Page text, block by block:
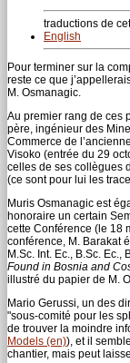
traductions de
English
Pour terminer sur la
reste ce que
M. Osmanagic.
Au premier rang de ces
père, ingénieur des
Commerce de
Visoko (entrée du 29
celles de ses collègues
(ce sont pour lui les
Muris Osmanagic est
honoraire un certain
cette Conférence (le 18
conférence, M. Barakat
M.Sc. Int. Ec., B.Sc.
Found in Bosnia and
illustré du papier de M.
Mario Gerussi, un des
"sous-comité pour les
de trouver la moindre
Models (en)), et il
chantier, mais peut